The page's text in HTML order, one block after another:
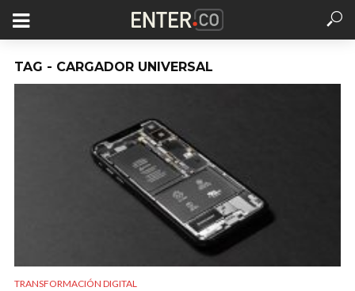
TAG - CARGADOR UNIVERSAL
TRANSFORMACIÓN DIGITAL